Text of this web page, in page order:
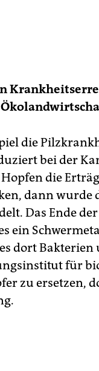
die
bei der
die
dann wurde
Das Ende
ein
dort Bakterien
für
zu ersetzen,